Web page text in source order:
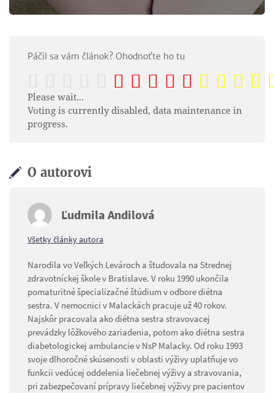
Páčil sa vám článok? Ohodnoťte ho tu
Please wait...
Voting is currently disabled, data maintenance in
progress.
O autorovi
Ľudmila Andilová
Všetky články autora
Narodila vo Veľkých Levároch a študovala na Strednej
zdravotníckej škole v Bratislave. V roku 1990 ukončila
pomaturitné špecializačné štúdium v odbore diétna
sestra. V nemocnici v Malackách pracuje už 40 rokov.
Najskôr pracovala ako diétna sestra stravovacej
prevádzky lôžkového zariadenia, potom ako diétna sestra
diabetologickej ambulancie v NsP Malacky. Od roku 1993
svoje dlhoročné skúsenosti v oblasti výživy uplatňuje vo
funkcii vedúcej oddelenia liečebnej výživy a stravovania,
pri zabezpečovaní prípravy liečebnej výživy pre pacientov